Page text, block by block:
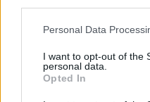
Personal Data
I want to opt-out of the
personal data.
Opted In
Polička na Svitavsku
26.7.2026 00:36 | POLIČKA ( ČTK
Diskuse: 17